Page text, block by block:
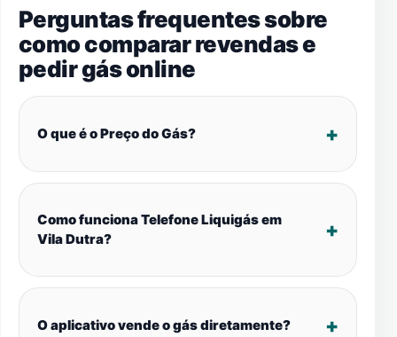
Perguntas frequentes sobre
como comparar revendas e
pedir gás online
O que é o Preço do Gás?
Como funciona Telefone Liquigás em
Vila Dutra?
O aplicativo vende o gás diretamente?